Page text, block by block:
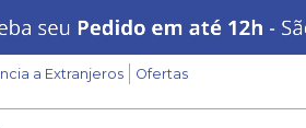
a Extranjeros Ofertas